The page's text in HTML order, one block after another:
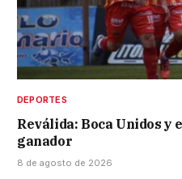
DEPORTES
Reválida: Boca Unidos y
ganador
8 de agosto de 2026